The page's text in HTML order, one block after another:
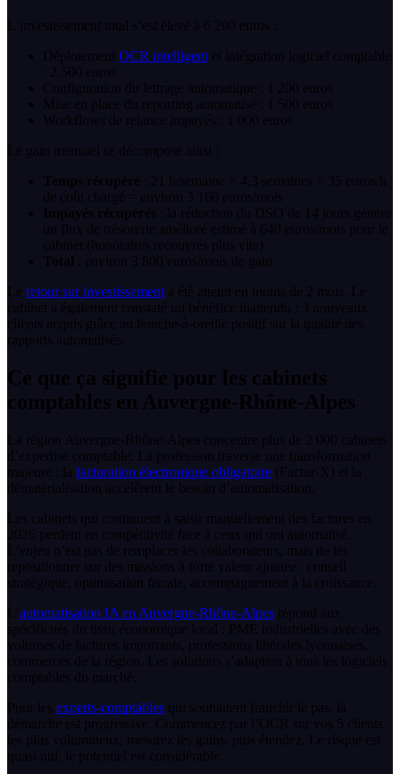
L’investissement total s’est élevé à 6 200 euros :
Déploiement OCR intelligent et intégration logiciel comptable
: 2 500 euros
Configuration du lettrage automatique : 1 200 euros
Mise en place du reporting automatisé : 1 500 euros
Workflows de relance impayés : 1 000 euros
Le gain mensuel se décompose ainsi :
Temps récupéré : 21 h/semaine × 4,3 semaines × 35 euros/h
de coût chargé = environ 3 160 euros/mois
Impayés récupérés : la réduction du DSO de 14 jours génère
un flux de trésorerie amélioré estimé à 640 euros/mois pour le
cabinet (honoraires recouvrés plus vite)
Total : environ 3 800 euros/mois de gain
Le retour sur investissement a été atteint en moins de 2 mois. Le
cabinet a également constaté un bénéfice inattendu : 3 nouveaux
clients acquis grâce au bouche-à-oreille positif sur la qualité des
rapports automatisés.
Ce que ça signifie pour les cabinets
comptables en Auvergne-Rhône-Alpes
La région Auvergne-Rhône-Alpes concentre plus de 2 000 cabinets
d’expertise comptable. La profession traverse une transformation
majeure : la facturation électronique obligatoire (Factur-X) et la
dématérialisation accélèrent le besoin d’automatisation.
Les cabinets qui continuent à saisir manuellement des factures en
2026 perdent en compétitivité face à ceux qui ont automatisé.
L’enjeu n’est pas de remplacer les collaborateurs, mais de les
repositionner sur des missions à forte valeur ajoutée : conseil
stratégique, optimisation fiscale, accompagnement à la croissance.
L’automatisation IA en Auvergne-Rhône-Alpes répond aux
spécificités du tissu économique local : PME industrielles avec des
volumes de factures importants, professions libérales lyonnaises,
commerces de la région. Les solutions s’adaptent à tous les logiciels
comptables du marché.
Pour les experts-comptables qui souhaitent franchir le pas, la
démarche est progressive. Commencez par l’OCR sur vos 5 clients
les plus volumineux, mesurez les gains, puis étendez. Le risque est
quasi nul, le potentiel est considérable.